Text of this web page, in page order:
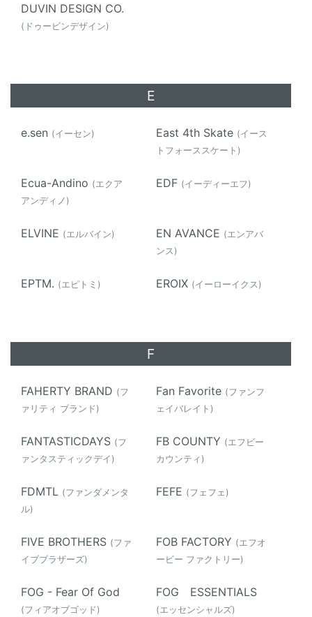
DUVIN DESIGN CO.
(ドゥービンデザイン)
E
e.sen (イーセン) East 4th Skate (イース
トフォーススケート)
Ecua-Andino (エクア
アンディノ)
EDF (イーディーエフ)
ELVINE (エルバイン) EN AVANCE (エンアバ
ンス)
EPTM. (エピトミ) EROIX (イーローイクス)
F
FAHERTY BRAND (フ
ァリティ ブランド)
Fan Favorite (ファンフ
ェイバレイト)
FANTASTICDAYS (フ
ァンタスティックデイ)
FB COUNTY (エフビー
カウンティ)
FDMTL (ファンダメンタ
ル)
FEFE (フェフェ)
FIVE BROTHERS (ファ
イブブラザーズ)
FOB FACTORY (エフオ
ービー ファクトリー)
FOG - Fear Of God
(フィアオブゴッド)
FOG ESSENTIALS
(エッセンシャルズ)